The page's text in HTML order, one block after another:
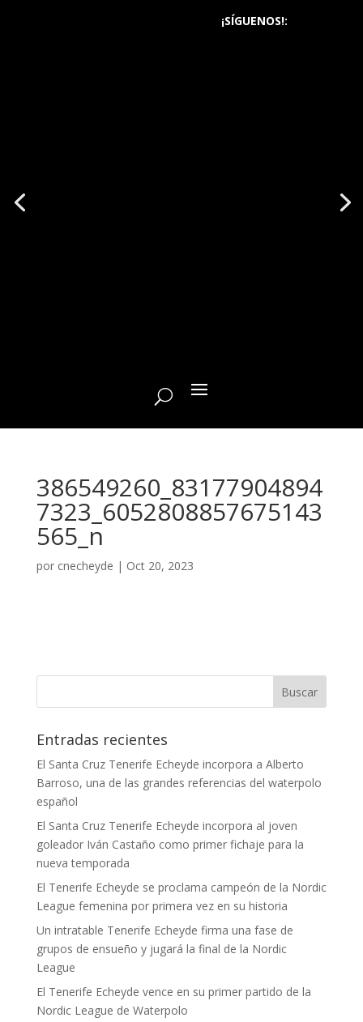
¡SÍGUENOS!:
386549260_83177904894
7323_6052808857675143
565_n
por cnecheyde | Oct 20, 2023
Entradas recientes
El Santa Cruz Tenerife Echeyde incorpora a Alberto
Barroso, una de las grandes referencias del waterpolo
español
El Santa Cruz Tenerife Echeyde incorpora al joven
goleador Iván Castaño como primer fichaje para la
nueva temporada
El Tenerife Echeyde se proclama campeón de la Nordic
League femenina por primera vez en su historia
Un intratable Tenerife Echeyde firma una fase de
grupos de ensueño y jugará la final de la Nordic
League
El Tenerife Echeyde vence en su primer partido de la
Nordic League de Waterpolo